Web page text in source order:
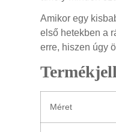
Amikor egy
első hetekben a
erre, hiszen úgy
Méret